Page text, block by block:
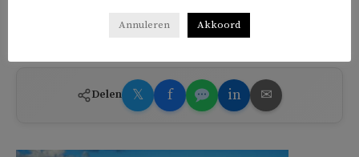
Delen 𝕏 f in ✉
Annuleren Akkoord